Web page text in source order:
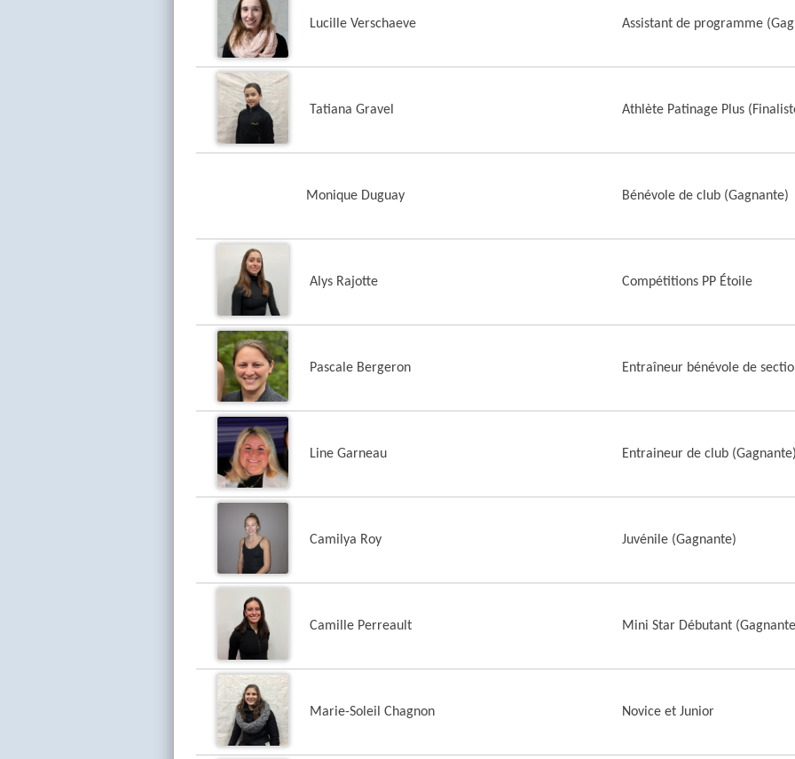
Lucille Verschaeve Assistant de programme
Tatiana Gravel Athlète Patinage Plus
Monique Duguay Bénévole de club (Gagnante)
Alys Rajotte Compétitions PP Étoile
Pascale Bergeron Entraîneur bénévole de
Line Garneau Entraineur de club
Camilya Roy Juvénile (Gagnante)
Camille Perreault Mini Star Débutant
Marie-Soleil Chagnon Novice et Junior